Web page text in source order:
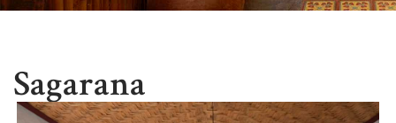
Sagarana